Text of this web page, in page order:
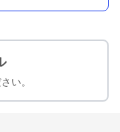
い。